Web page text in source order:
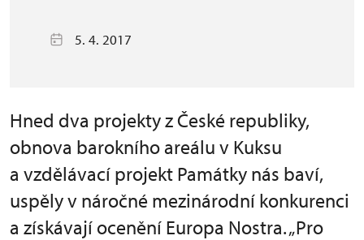
5. 4. 2017
Hned dva projekty z České republiky,
obnova barokního areálu v Kuksu
a vzdělávací projekt Památky nás baví,
uspěly v náročné mezinárodní konkurenci
a získávají ocenění Europa Nostra. „Pro